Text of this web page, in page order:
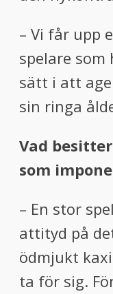
– Vi får upp
spelare
sätt i att
sin ringa
Vad
som
– En stor
attityd på
ödmjukt
ta för sig.